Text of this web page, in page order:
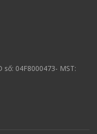
số: 04F8000473- MST: